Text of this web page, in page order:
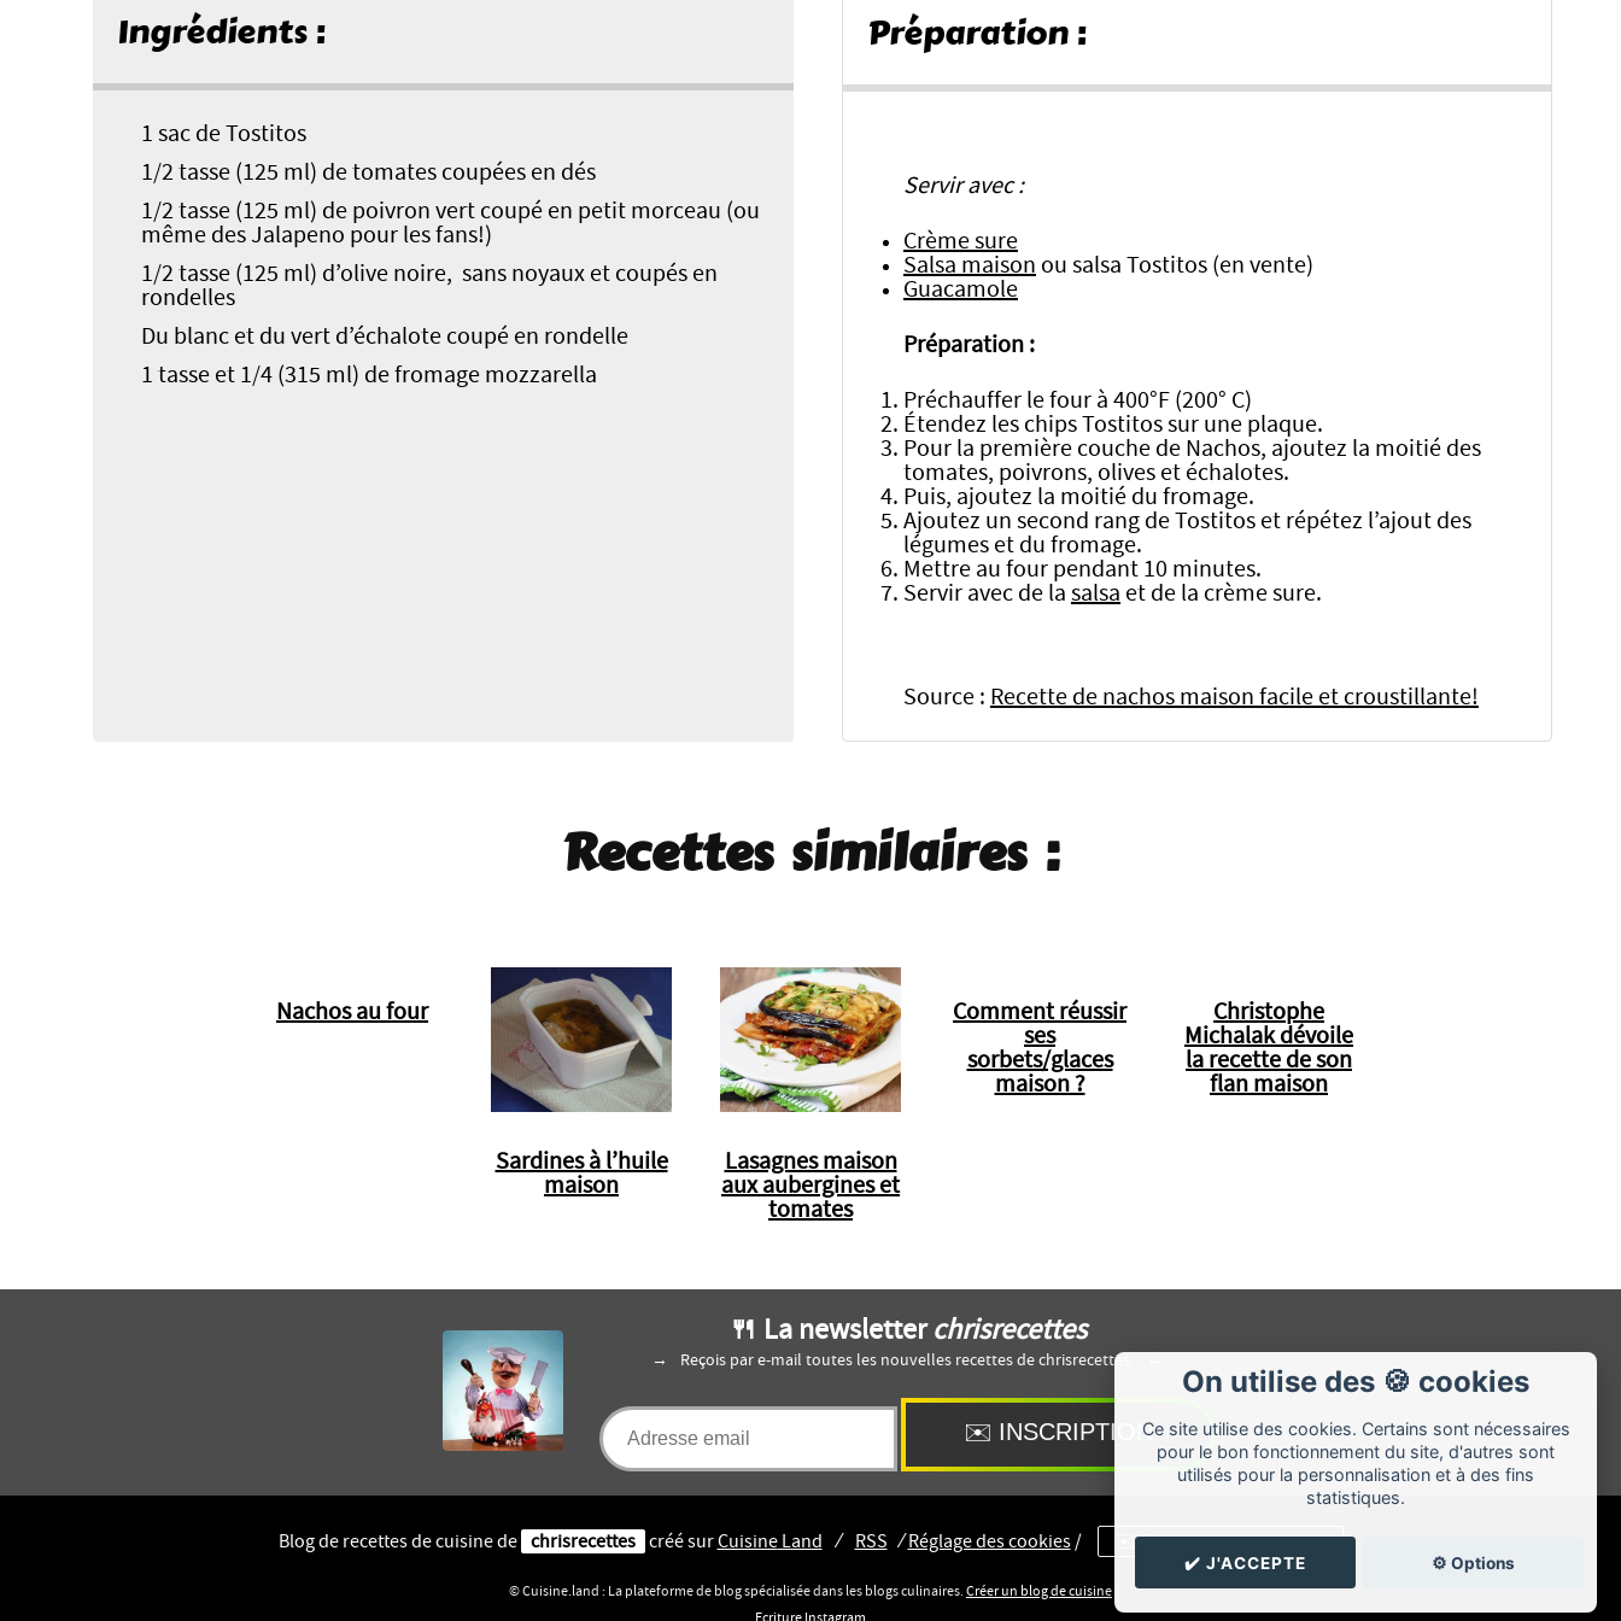
Ingrédients :
1 sac de Tostitos
1/2 tasse (125 ml) de tomates coupées en dés
1/2 tasse (125 ml) de poivron vert coupé en petit morceau (ou
même des Jalapeno pour les fans!)
1/2 tasse (125 ml) d’olive noire, sans noyaux et coupés en
rondelles
Du blanc et du vert d’échalote coupé en rondelle
1 tasse et 1/4 (315 ml) de fromage mozzarella
Préparation :
Servir avec :
Crème sure
Salsa maison ou salsa Tostitos (en vente)
Guacamole
Préparation :
Préchauffer le four à 400°F (200° C)
Étendez les chips Tostitos sur une plaque.
Pour la première couche de Nachos, ajoutez la moitié des
tomates, poivrons, olives et échalotes.
Puis, ajoutez la moitié du fromage.
Ajoutez un second rang de Tostitos et répétez l’ajout des
légumes et du fromage.
Mettre au four pendant 10 minutes.
Servir avec de la salsa et de la crème sure.
Source : Recette de nachos maison facile et croustillante!
Recettes similaires :
Nachos au four
Sardines à l’huile
maison
Lasagnes maison
aux aubergines et
tomates
Comment réussir
ses
sorbets/glaces
maison ?
Christophe
Michalak dévoile
la recette de son
flan maison
On utilise des 🍪 cookies
Ce site utilise des cookies. Certains sont nécessaires
pour le bon fonctionnement du site, d'autres sont
utilisés pour la personnalisation et à des fins
statistiques.
✔️ J'ACCEPTE ⚙️ Options
🍴 La newsletter chrisrecettes
Reçois par e-mail toutes les nouvelles recettes de chrisrecettes.
Blog de recettes de cuisine de chrisrecettes créé surCuisineLand ⁄ RSS ⁄ Réglage des cookies/ ✉️ Contacter chrisrecettes
© Cuisine.land : La plateforme de blog spécialisée dans les blogs culinaires. Créer un blog de cuisine
Ecriture Instagram